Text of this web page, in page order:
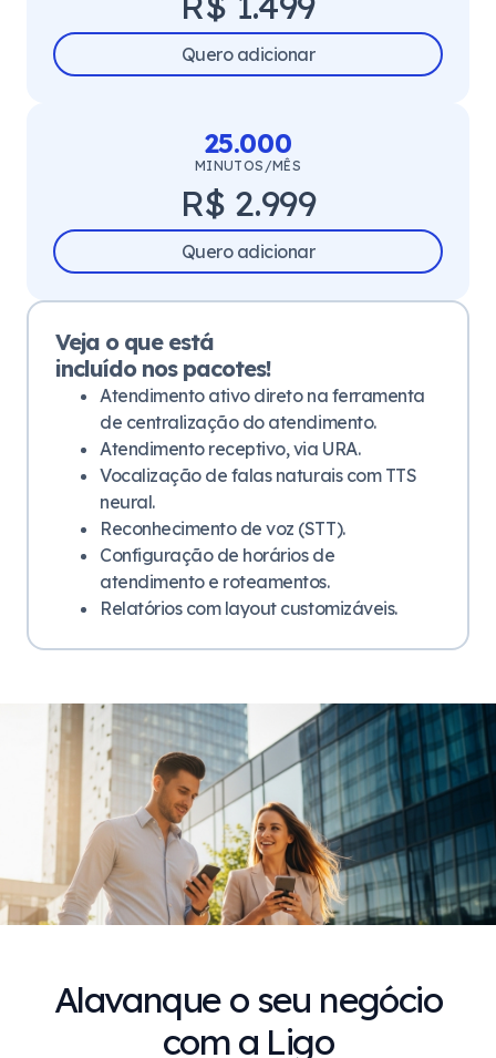
Quero adicionar
25.000
MINUTOS/MÊS
R$ 2.999
Quero adicionar
Veja o que está
incluído nos pacotes!
Atendimento ativo direto na ferramenta
de centralização do atendimento.
Atendimento receptivo, via URA.
Vocalização de falas naturais com TTS
neural.
Reconhecimento de voz (STT).
Configuração de horários de
atendimento e roteamentos.
Relatórios com layout customizáveis.
Alavanque o seu negócio
com a Ligo